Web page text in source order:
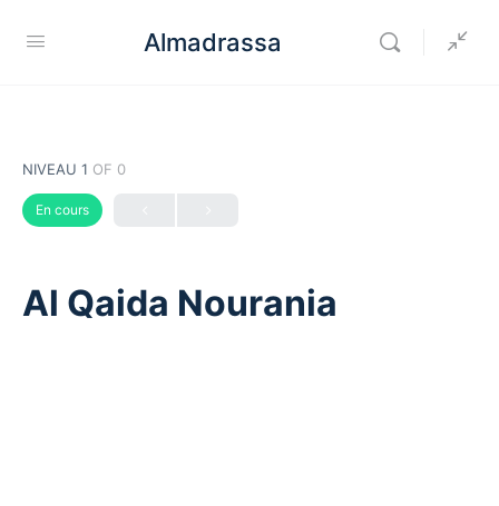
Almadrassa
NIVEAU 1 OF 0
En cours
Al Qaida Nourania